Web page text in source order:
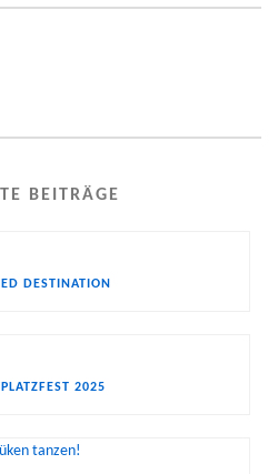
BEITRÄGE
DESTINATION
2025